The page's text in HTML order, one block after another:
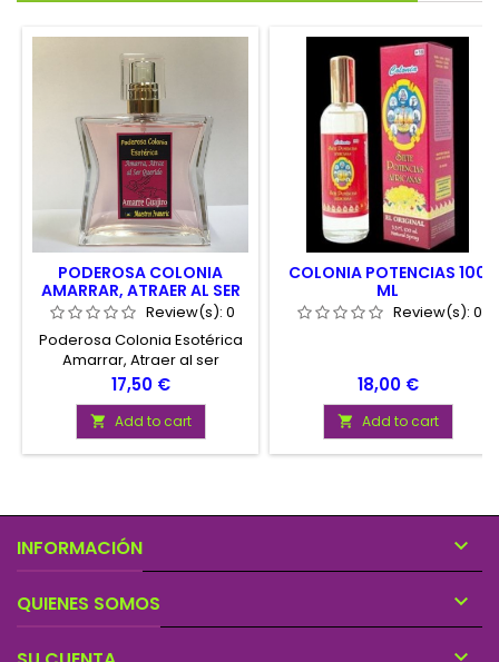
PODEROSA COLONIA
AMARRAR, ATRAER AL SER
QUERIDO, AMARRE
GUAJIRO
Review(s): 0
Poderosa Colonia Esotérica
Amarrar, Atraer al ser
Querido, Amarre
Guajiro. Colonia Potenciada y
Ritualizada de alta calidad
para Amarrar y
Atraer. Producto
Contenido 50ml con
Instrucciones de Uso.
Price
17,50 €
 Add to cart
COLONIA POTENCIAS 100
ML
Review(s): 0
Price
18,00 €
 Add to cart
INFORMACIÓN 
QUIENES SOMOS 